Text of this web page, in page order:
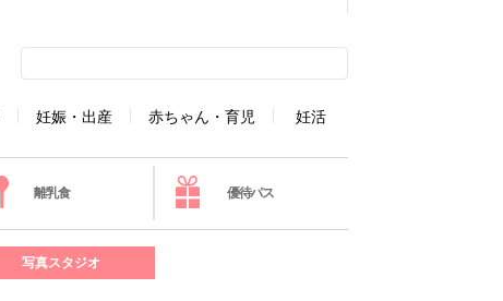
妊娠・出産 赤ちゃん・育児 妊活
離乳食 優待パス
写真スタジオ